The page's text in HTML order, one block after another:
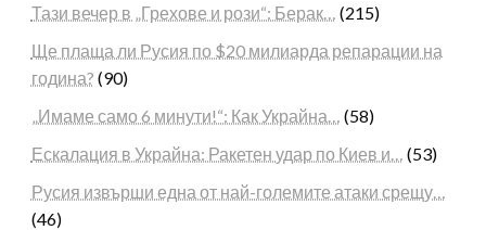
Тази вечер в „Грехове и рози“: Берак… (215)
Ще плаща ли Русия по $20 милиарда репарации на
година? (90)
„Имаме само 6 минути!“: Как Украйна… (58)
Ескалация в Украйна: Ракетен удар по Киев и… (53)
Русия извърши една от най-големите атаки срещу…
(46)